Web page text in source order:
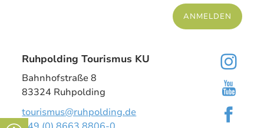
ANMELDEN
Ruhpolding Tourismus KU
Bahnhofstraße 8
83324 Ruhpolding
tourismus@ruhpolding.de